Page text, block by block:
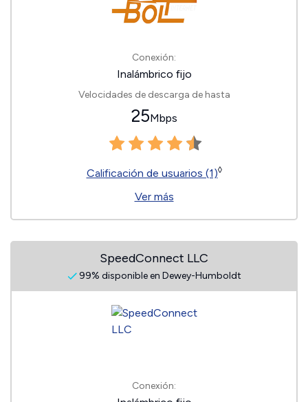
Conexión:
Inalámbrico fijo
Velocidades de descarga de hasta
25Mbps
Calificación de usuarios (1)◊
Ver más
SpeedConnect LLC
99% disponible en Dewey-Humboldt
Conexión: